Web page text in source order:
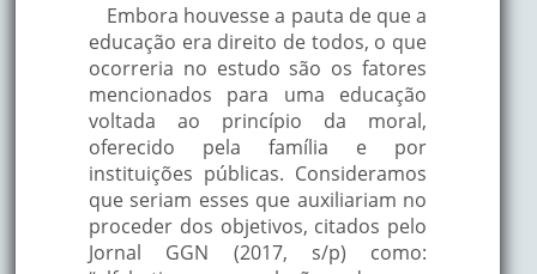
Embora houvesse a pauta de que a
educação era direito de todos, o que
ocorreria no estudo são os fatores
mencionados para uma educação
voltada ao princípio da moral,
oferecido pela família e por
instituições públicas. Consideramos
que seriam esses que auxiliariam no
proceder dos objetivos, citados pelo
Jornal GGN (2017, s/p) como: